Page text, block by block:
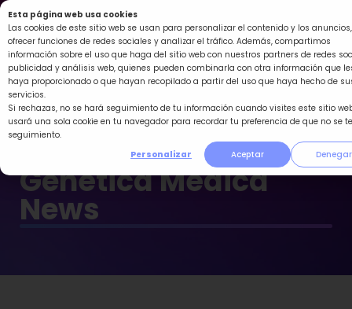
Esta página web usa cookies
Las cookies de este sitio web se usan para personalizar el contenido y los anuncios,
ofrecer funciones de redes sociales y analizar el tráfico. Además, compartimos
información sobre el uso que haga del sitio web con nuestros partners de redes
publicidad y análisis web, quienes pueden combinarla con otra información que
haya proporcionado o que hayan recopilado a partir del uso que haya hecho de
servicios.
Si rechazas, no se hará seguimiento de tu información cuando visites este sitio
usará una sola cookie en tu navegador para recordar tu preferencia de que no se
seguimiento.
Personalizar
Aceptar Denegar
Ir
al
contenido
Genética Médica
News